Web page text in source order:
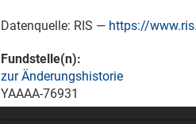
Datenquelle: RIS — https://
Fundstelle(n):
zur Änderungshistorie
YAAAA-76931